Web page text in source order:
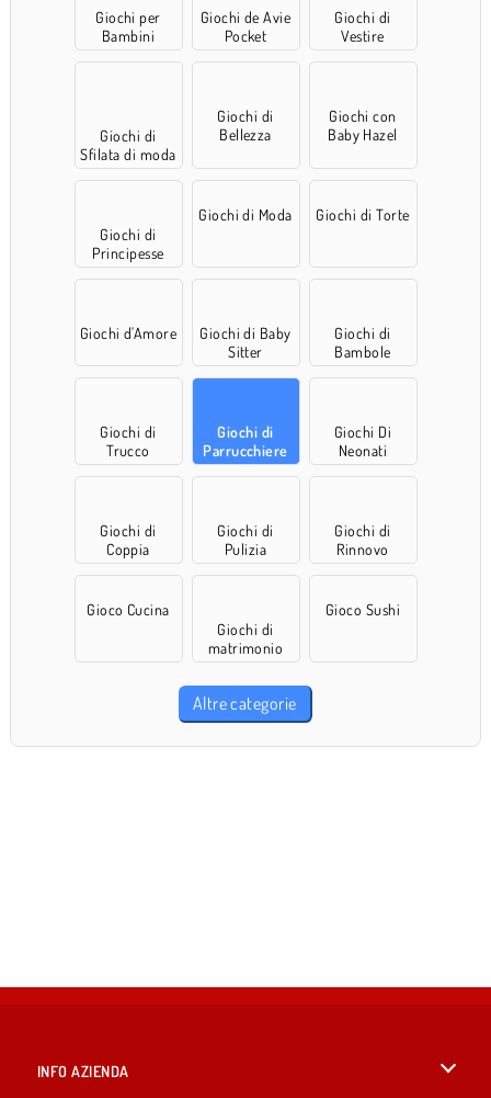
Giochi per
Bambini
Giochi de Avie
Pocket
Giochi di
Vestire
Giochi di
Sfilata di moda
accessori
Giochi di
Bellezza
Giochi con
Baby Hazel
Giochi di
Principesse
Giochi di Moda Giochi di Torte
Giochi d'Amore
Giochi di Baby
Sitter
Giochi di
Bambole
Giochi di
Trucco
Giochi di
Parrucchiere
Giochi Di
Neonati
Giochi di
Coppia
Giochi di
Pulizia
Giochi di
Rinnovo
Gioco Cucina
Giochi di
matrimonio
Gioco Sushi
Altre categorie
INFO AZIENDA